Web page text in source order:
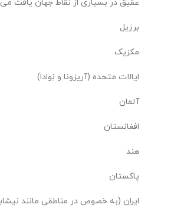
عقیق در بسیاری از نقاط جهان یافت
برزیل
مکزیک
ایالات متحده (آریزونا و نِوادا)
آلمان
افغانستان
هند
پاکستان
ایران (به خصوص در مناطقی مانند